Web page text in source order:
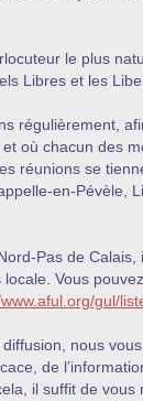
le plus
Libres et les
régulièrement,
où chacun des
réunions se
en-Pévèle,
Pas de Calais,
Vous
gul/
nous
de
il suffit de vous